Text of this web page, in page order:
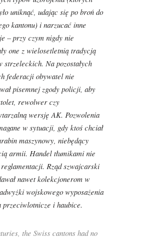
uniknąć, udając się po broń do
kantonu) i narzucać inne
– przy czym nigdy nie
one z wielosetletnią tradycją
strzeleckich. Na pozostałych
federacji obywatel nie
pisemnej zgody policji, aby
rewolwer czy
wersję AK. Pozwolenia
w sytuacji, gdy ktoś chciał
maszynowy, niebędący
armii. Handel tłumikami nie
reglamentacji. Rząd szwajcarski
nawet kolekcjonerom w
wojskowego wyposażenia
przeciwlotnicze i haubice.
the Swiss cantons had no